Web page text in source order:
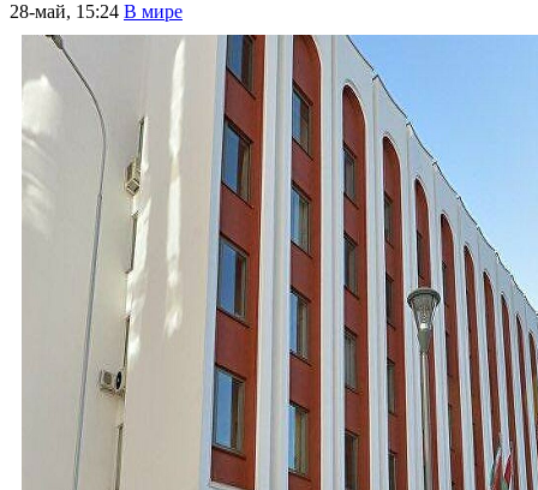
28-май, 15:24 В мире